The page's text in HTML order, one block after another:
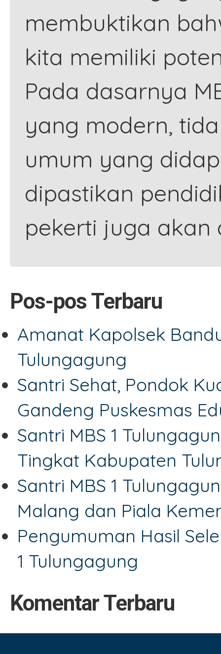
Karya Siswa
Data Alumni
Brosur PSB
Isi Formulir
membuktikan
kita memiliki
Pada dasarnya
yang modern,
umum yang
dipastikan
pekerti juga akan
Pos-pos Terbaru
Amanat Kapolsek
Tulungagung
Santri Sehat, Pondok
Gandeng Puskesmas
Santri MBS 1
Tingkat Kabupaten
Santri MBS 1
Malang dan Piala
Pengumuman Hasil
1 Tulungagung
Komentar Terbaru